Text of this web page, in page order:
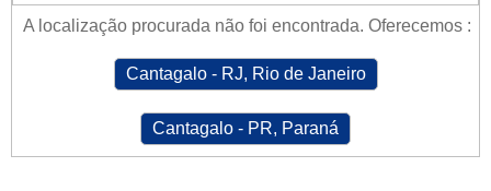
A localização procurada não foi encontrada. Oferecemos :
Cantagalo - RJ, Rio de Janeiro
Cantagalo - PR, Paraná